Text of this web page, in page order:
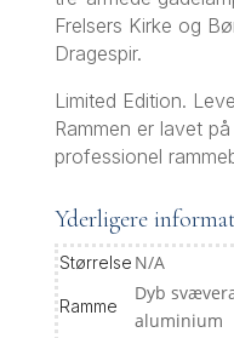
Frelsers Kirke og
Dragespir.
Limited Edition.
Rammen er lavet
professionel
Yderligere
Størrelse N/A
Ramme
Dyb
aluminium